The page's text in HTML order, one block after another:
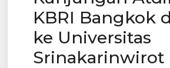
KBRI Bangkok
ke Universitas
Srinakarinwirot